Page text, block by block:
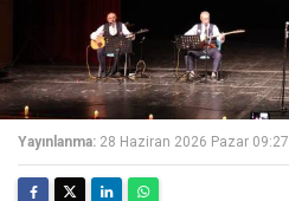
Yayınlanma: 28 Haziran 2026 Pazar 09:27